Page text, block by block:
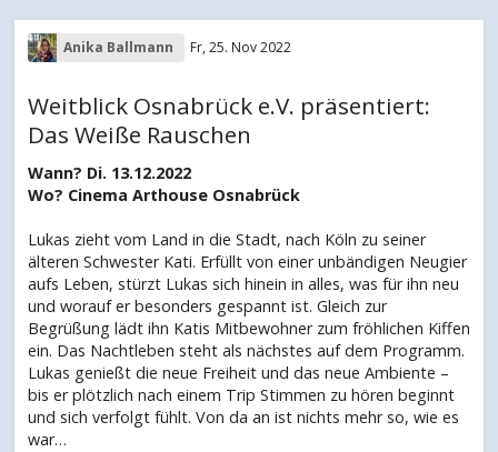
Anika Ballmann Fr, 25. Nov 2022
Weitblick Osnabrück e.V. präsentiert:
Das Weiße Rauschen
Wann? Di. 13.12.2022
Wo? Cinema Arthouse Osnabrück
Lukas zieht vom Land in die Stadt, nach Köln zu seiner
älteren Schwester Kati. Erfüllt von einer unbändigen Neugier
aufs Leben, stürzt Lukas sich hinein in alles, was für ihn neu
und worauf er besonders gespannt ist. Gleich zur
Begrüßung lädt ihn Katis Mitbewohner zum fröhlichen Kiffen
ein. Das Nachtleben steht als nächstes auf dem Programm.
Lukas genießt die neue Freiheit und das neue Ambiente –
bis er plötzlich nach einem Trip Stimmen zu hören beginnt
und sich verfolgt fühlt. Von da an ist nichts mehr so, wie es
war…